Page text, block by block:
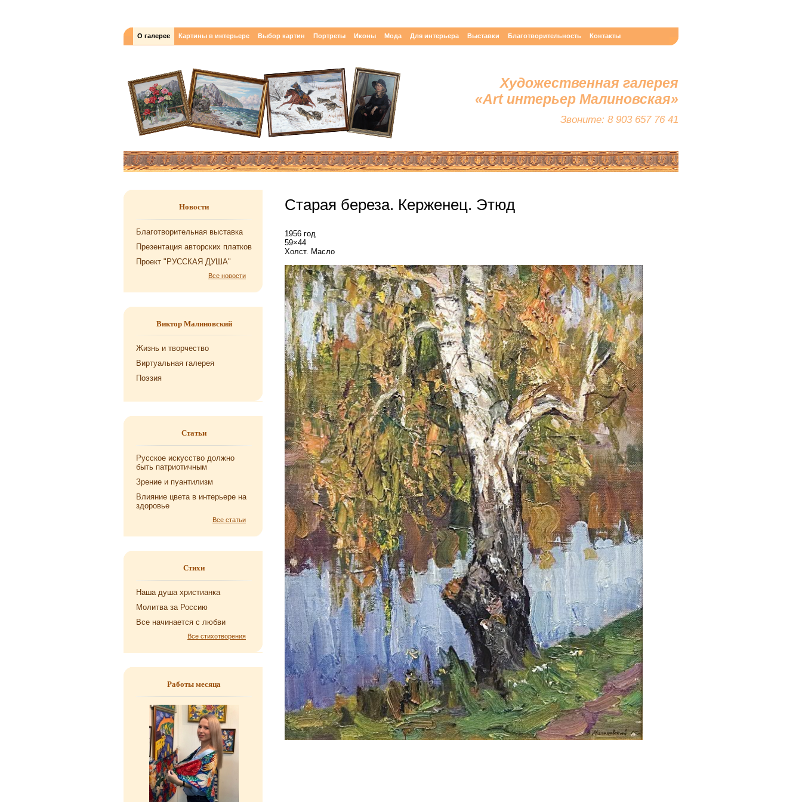
О галерее Картины в интерьере Выбор картин Портреты Иконы Мода Для интерьера Выставки Благотворительность Контакты
Художественная галерея
«Art интерьер Малиновская»
Звоните: 8 903 657 76 41
Новости
Благотворительная выставка
Презентация авторских платков
Проект "РУССКАЯ ДУША"
Все новости
Виктор Малиновский
Жизнь и творчество
Виртуальная галерея
Поэзия
Статьи
Русское искусство должно
быть патриотичным
Зрение и пуантилизм
Влияние цвета в интерьере на
здоровье
Все статьи
Стихи
Наша душа хри­сти­ан­ка
Мо­лит­ва за Рос­сию
Все на­чи­на­ет­ся с любви
Все стихотворения
Работы месяца
Старая береза. Керженец. Этюд
1956 год
59×44
Холст. Масло